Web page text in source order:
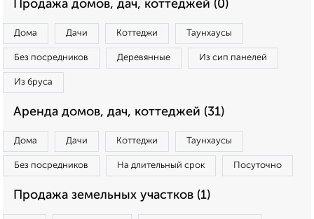
Продажа домов, дач, коттеджей (0)
Дома Дачи Коттеджи Таунхаусы
Без посредников Деревянные Из сип панелей
Из бруса
Аренда домов, дач, коттеджей (31)
Дома Дачи Коттеджи Таунхаусы
Без посредников На длительный срок Посуточно
Продажа земельных участков (1)